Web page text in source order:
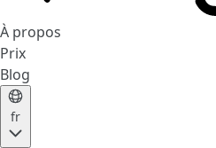
À propos
Prix
Blog
fr